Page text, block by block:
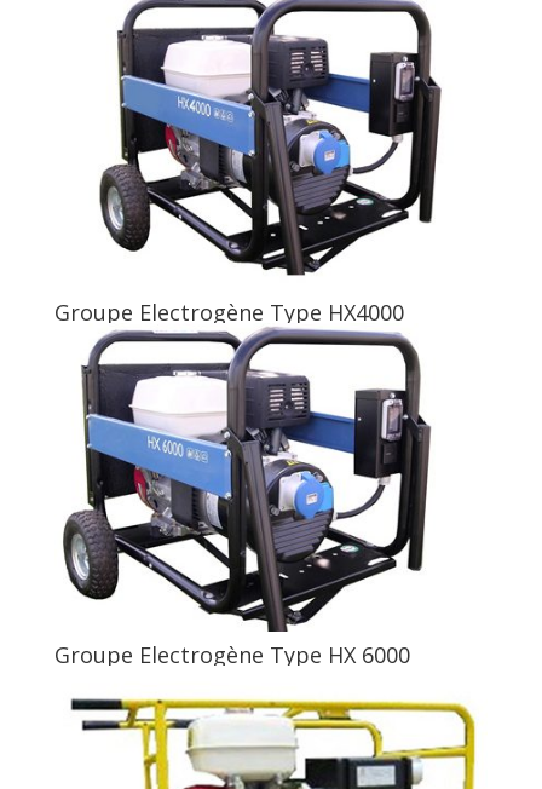
Groupe Electrogène Type HX4000
Groupe Electrogène Type HX 6000